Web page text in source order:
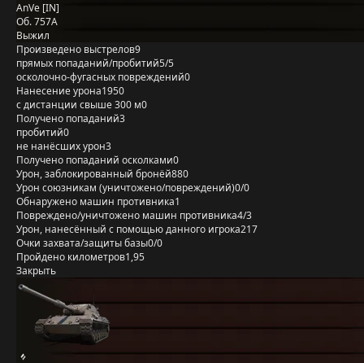
AnVe [IN]
Об. 757А
Выжил
Произведено выстрелов9
прямых попаданий/пробитий5/5
осколочно-фугасных повреждений0
Нанесение урона1950
с дистанции свыше 300 м0
Получено попаданий3
пробитий0
не нанёсших урон3
Получено попаданий осколками0
Урон, заблокированный бронёй880
Урон союзникам (уничтожено/повреждений)0/0
Обнаружено машин противника1
Повреждено/уничтожено машин противника4/3
Урон, нанесённый с помощью данного игрока217
Очки захвата/защиты базы0/0
Пройдено километров1,95
Закрыть